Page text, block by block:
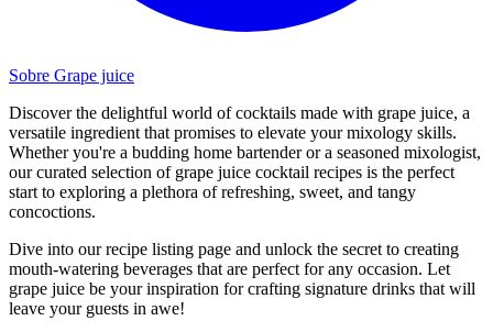
Sobre Grape juice
Discover the delightful world of cocktails made with grape juice, a
versatile ingredient that promises to elevate your mixology skills.
Whether you're a budding home bartender or a seasoned mixologist,
our curated selection of grape juice cocktail recipes is the perfect
start to exploring a plethora of refreshing, sweet, and tangy
concoctions.
Dive into our recipe listing page and unlock the secret to creating
mouth-watering beverages that are perfect for any occasion. Let
grape juice be your inspiration for crafting signature drinks that will
leave your guests in awe!